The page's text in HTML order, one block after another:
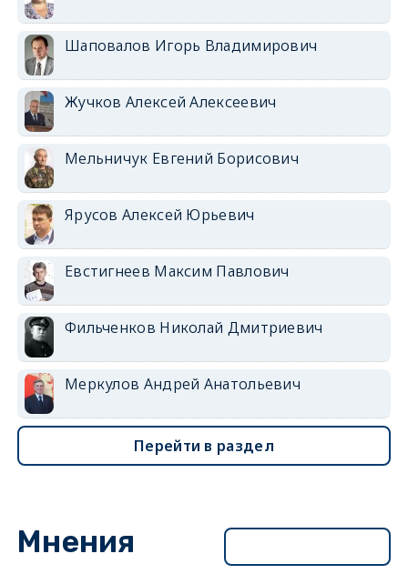
Шаповалов Игорь Владимирович
Жучков Алексей Алексеевич
Мельничук Евгений Борисович
Ярусов Алексей Юрьевич
Евстигнеев Максим Павлович
Фильченков Николай Дмитриевич
Меркулов Андрей Анатольевич
Перейти в раздел
Мнения